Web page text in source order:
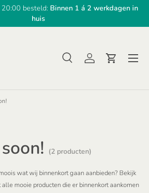
besteld:Binnen 1 á 2 werkdagen in
huis
ZoekenInloggen
Menu
(2 producten)
wat wij binnenkort gaan aanbieden? Bekijk
mooie producten die er binnenkort aankomen